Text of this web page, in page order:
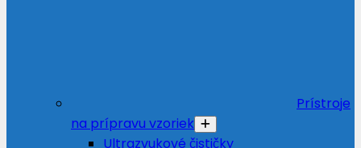
Prístroje
na prípravu vzoriek
Ultrazvukové čističky